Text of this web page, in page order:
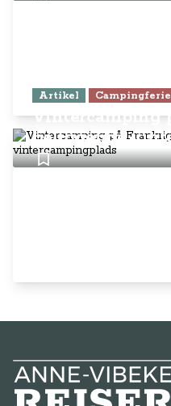
Artikel
Vintercamping
beliggende
Anne-Vibeke Rejser